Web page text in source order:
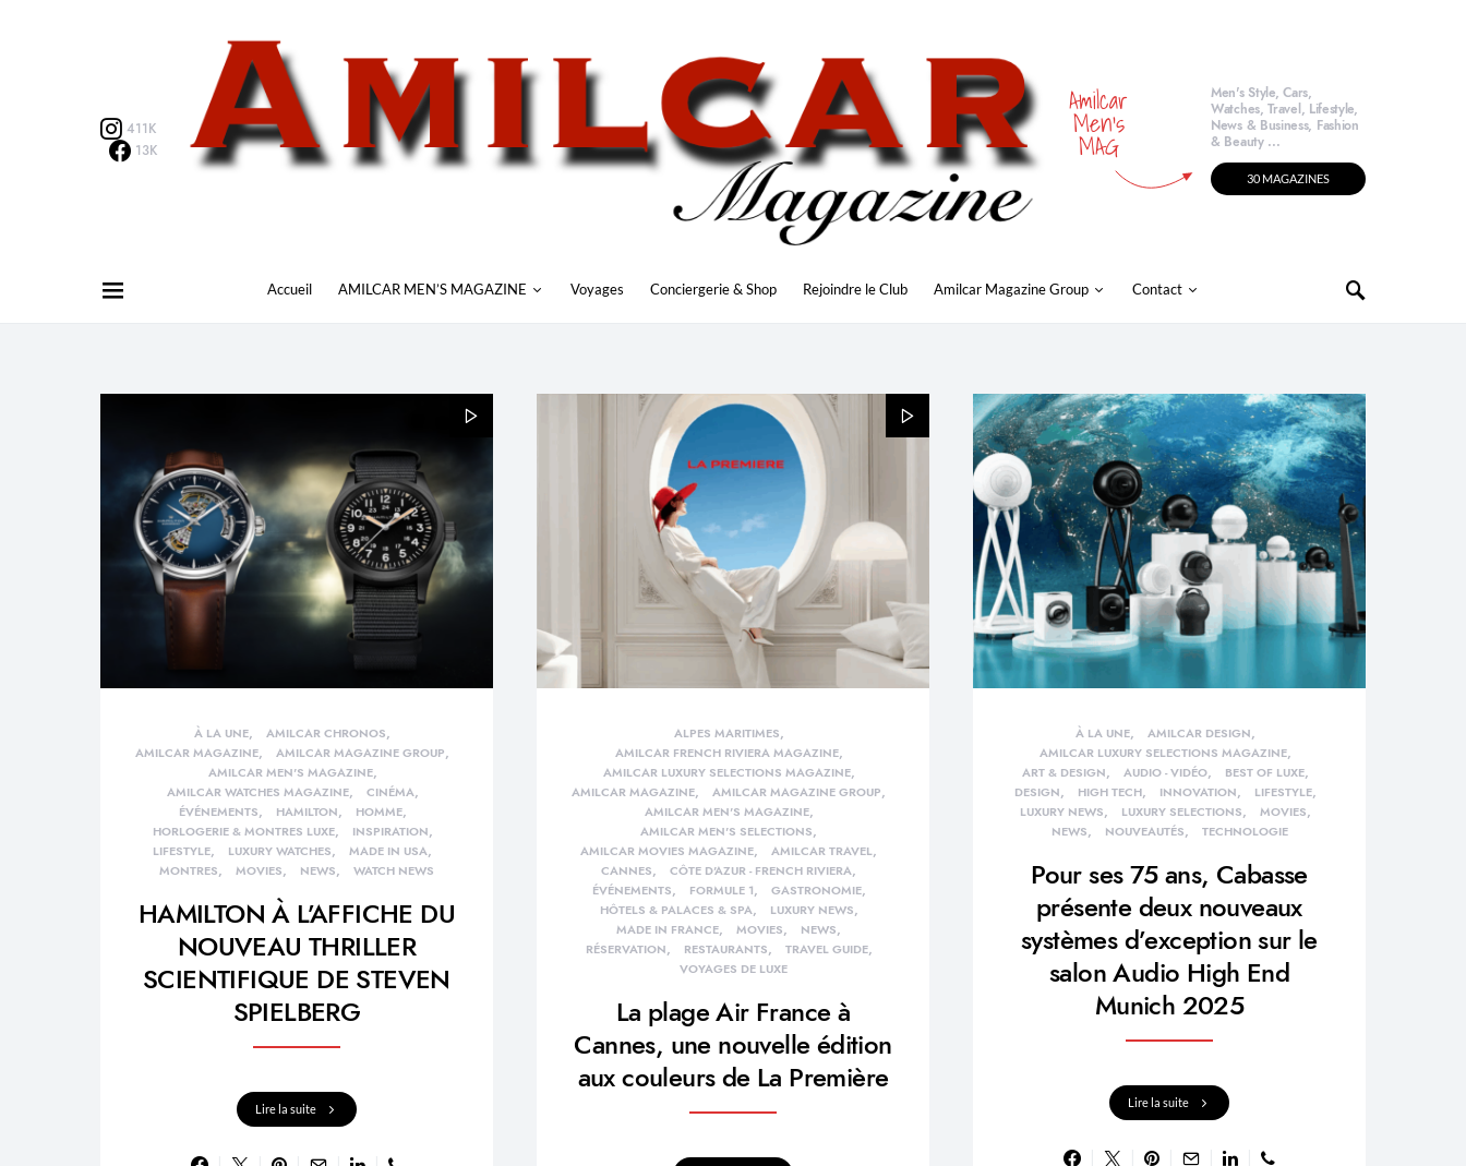
411K
13K
Amilcar
Men's
MAG
Men's Style, Cars,
Watches, Travel, Lifestyle,
News & Business, Fashion
& Beauty ...
30 MAGAZINES
Accueil AMILCAR MEN’S MAGAZINE Voyages Conciergerie & Shop Rejoindre le Club Amilcar Magazine Group Contact
À LA UNE
AMILCAR CHRONOS
AMILCAR MAGAZINE
AMILCAR MAGAZINE GROUP
AMILCAR MEN'S MAGAZINE
AMILCAR WATCHES MAGAZINE
CINÉMA
ÉVÉNEMENTS
HAMILTON
HOMME
HORLOGERIE & MONTRES LUXE
INSPIRATION
LIFESTYLE
LUXURY WATCHES
MADE IN USA
MONTRES
MOVIES NEWS WATCH NEWS
HAMILTON À L’AFFICHE DU
NOUVEAU THRILLER
SCIENTIFIQUE DE STEVEN
SPIELBERG
Lire la suite
ALPES MARITIMES
AMILCAR FRENCH RIVIERA MAGAZINE
AMILCAR LUXURY SELECTIONS MAGAZINE
AMILCAR MAGAZINE
AMILCAR MAGAZINE GROUP
AMILCAR MEN'S MAGAZINE
AMILCAR MEN'S SELECTIONS
AMILCAR MOVIES MAGAZINE
AMILCAR TRAVEL
CANNES
CÔTE D'AZUR - FRENCH RIVIERA
ÉVÉNEMENTS
FORMULE 1
GASTRONOMIE
HÔTELS & PALACES & SPA
LUXURY NEWS
MADE IN FRANCE
MOVIES
NEWS
RÉSERVATION
RESTAURANTS
TRAVEL GUIDE
VOYAGES DE LUXE
La plage Air France à
Cannes, une nouvelle édition
aux couleurs de La Première
À LA UNE
AMILCAR DESIGN
AMILCAR LUXURY SELECTIONS MAGAZINE
ART & DESIGN
AUDIO - VIDÉO
BEST OF LUXE
DESIGN
HIGH TECH INNOVATION
LIFESTYLE
LUXURY NEWS
LUXURY SELECTIONS
MOVIES
NEWS
NOUVEAUTÉS TECHNOLOGIE
Pour ses 75 ans, Cabasse
présente deux nouveaux
systèmes d’exception sur le
salon Audio High End
Munich 2025
Lire la suite